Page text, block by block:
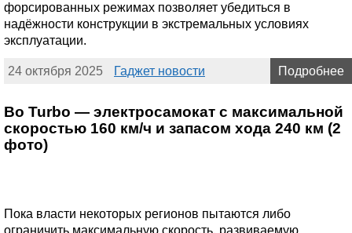
форсированных режимах позволяет убедиться в
надёжности конструкции в экстремальных условиях
эксплуатации.
24 октября 2025 Гаджет новости Подробнее
Bo Turbo — электросамокат с максимальной
скоростью 160 км/ч и запасом хода 240 км (2
фото)
Пока власти некоторых регионов пытаются либо